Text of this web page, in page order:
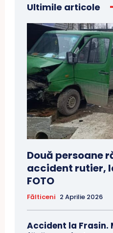
Ultimile articole
Două persoane
accident rutier,
FOTO
Fălticeni 2 Aprilie 2026
Accident la Frasin.